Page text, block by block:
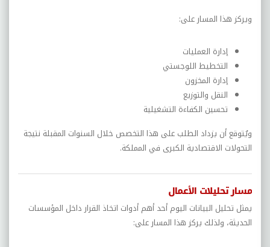
ويركز هذا المسار على:
إدارة العمليات
التخطيط اللوجستي
إدارة المخزون
النقل والتوزيع
تحسين الكفاءة التشغيلية
ويُتوقع أن يزداد الطلب على هذا التخصص خلال السنوات المقبلة نتيجة
التحولات الاقتصادية الكبرى في المملكة.
مسار تحليلات الأعمال
يمثل تحليل البيانات اليوم أحد أهم أدوات اتخاذ القرار داخل المؤسسات
الحديثة، ولذلك يركز هذا المسار على: